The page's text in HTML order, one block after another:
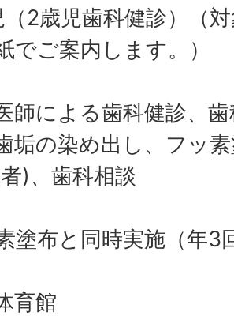
（2歳児歯科健診）（
でご案内します。）
師による歯科健診、
垢の染め出し、フッ
)、歯科相談
塗布と同時実施（年3
育館